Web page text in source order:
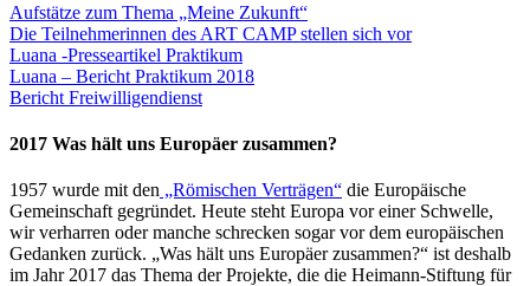
Aufstätze zum Thema „Meine Zukunft“
Die Teilnehmerinnen des ART CAMP stellen sich vor
Luana -Presseartikel Praktikum
Luana – Bericht Praktikum 2018
Bericht Freiwilligendienst
2017 Was hält uns Europäer zusammen?
1957 wurde mit den „Römischen Verträgen“ die Europäische
Gemeinschaft gegründet. Heute steht Europa vor einer Schwelle,
wir verharren oder manche schrecken sogar vor dem europäischen
Gedanken zurück. „Was hält uns Europäer zusammen?“ ist deshalb
im Jahr 2017 das Thema der Projekte, die die Heimann-Stiftung für